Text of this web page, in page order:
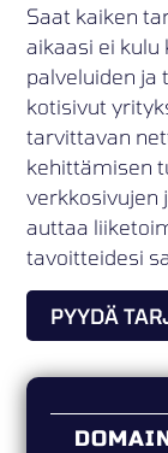
Saat kaiken
aikaasi ei
palveluiden ja
kotisivut
tarvittavan
kehittämisen
verkkosivujen
auttaa
tavoitteidesi
PYYDÄ